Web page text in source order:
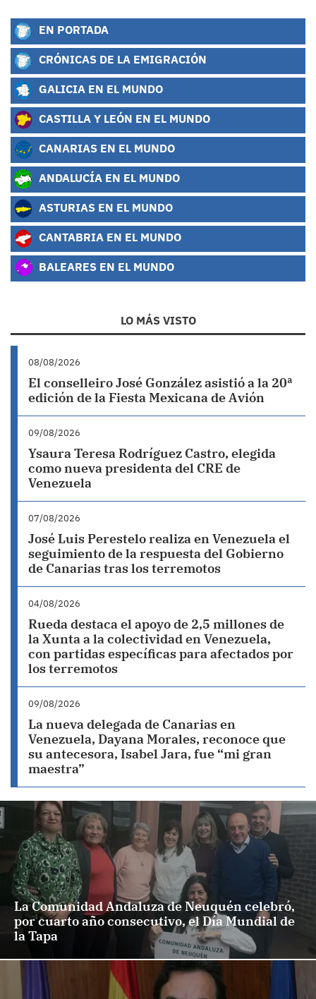
EN PORTADA
CRÓNICAS DE LA EMIGRACIÓN
GALICIA EN EL MUNDO
CASTILLA Y LEÓN EN EL MUNDO
CANARIAS EN EL MUNDO
ANDALUCÍA EN EL MUNDO
ASTURIAS EN EL MUNDO
CANTABRIA EN EL MUNDO
BALEARES EN EL MUNDO
LO MÁS VISTO
08/08/2026
El conselleiro José González asistió a la 20ª
edición de la Fiesta Mexicana de Avión
09/08/2026
Ysaura Teresa Rodríguez Castro, elegida
como nueva presidenta del CRE de
Venezuela
07/08/2026
José Luis Perestelo realiza en Venezuela el
seguimiento de la respuesta del Gobierno
de Canarias tras los terremotos
04/08/2026
Rueda destaca el apoyo de 2,5 millones de
la Xunta a la colectividad en Venezuela,
con partidas específicas para afectados por
los terremotos
09/08/2026
La nueva delegada de Canarias en
Venezuela, Dayana Morales, reconoce que
su antecesora, Isabel Jara, fue “mi gran
maestra”
La Comunidad Andaluza de Neuquén celebró,
por cuarto año consecutivo, el Día Mundial de
la Tapa